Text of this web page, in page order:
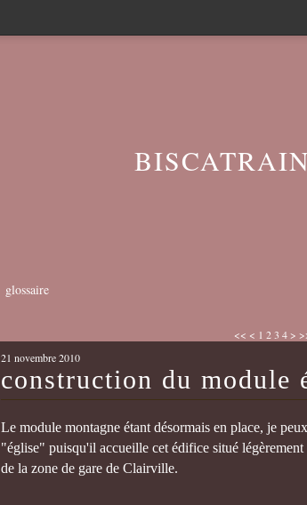
glossaire
<< < 1 2 3 4 >
21 novembre 2010
construction du module
Le module montagne étant désormais en place, je
"église" puisqu'il accueille cet édifice situé
de la zone de gare de Clairville.